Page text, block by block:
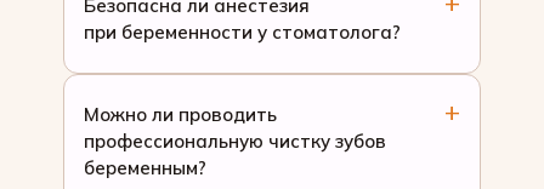
Безопасна ли анестезия
при беременности у стоматолога?
Можно ли проводить
профессиональную чистку зубов
беременным?